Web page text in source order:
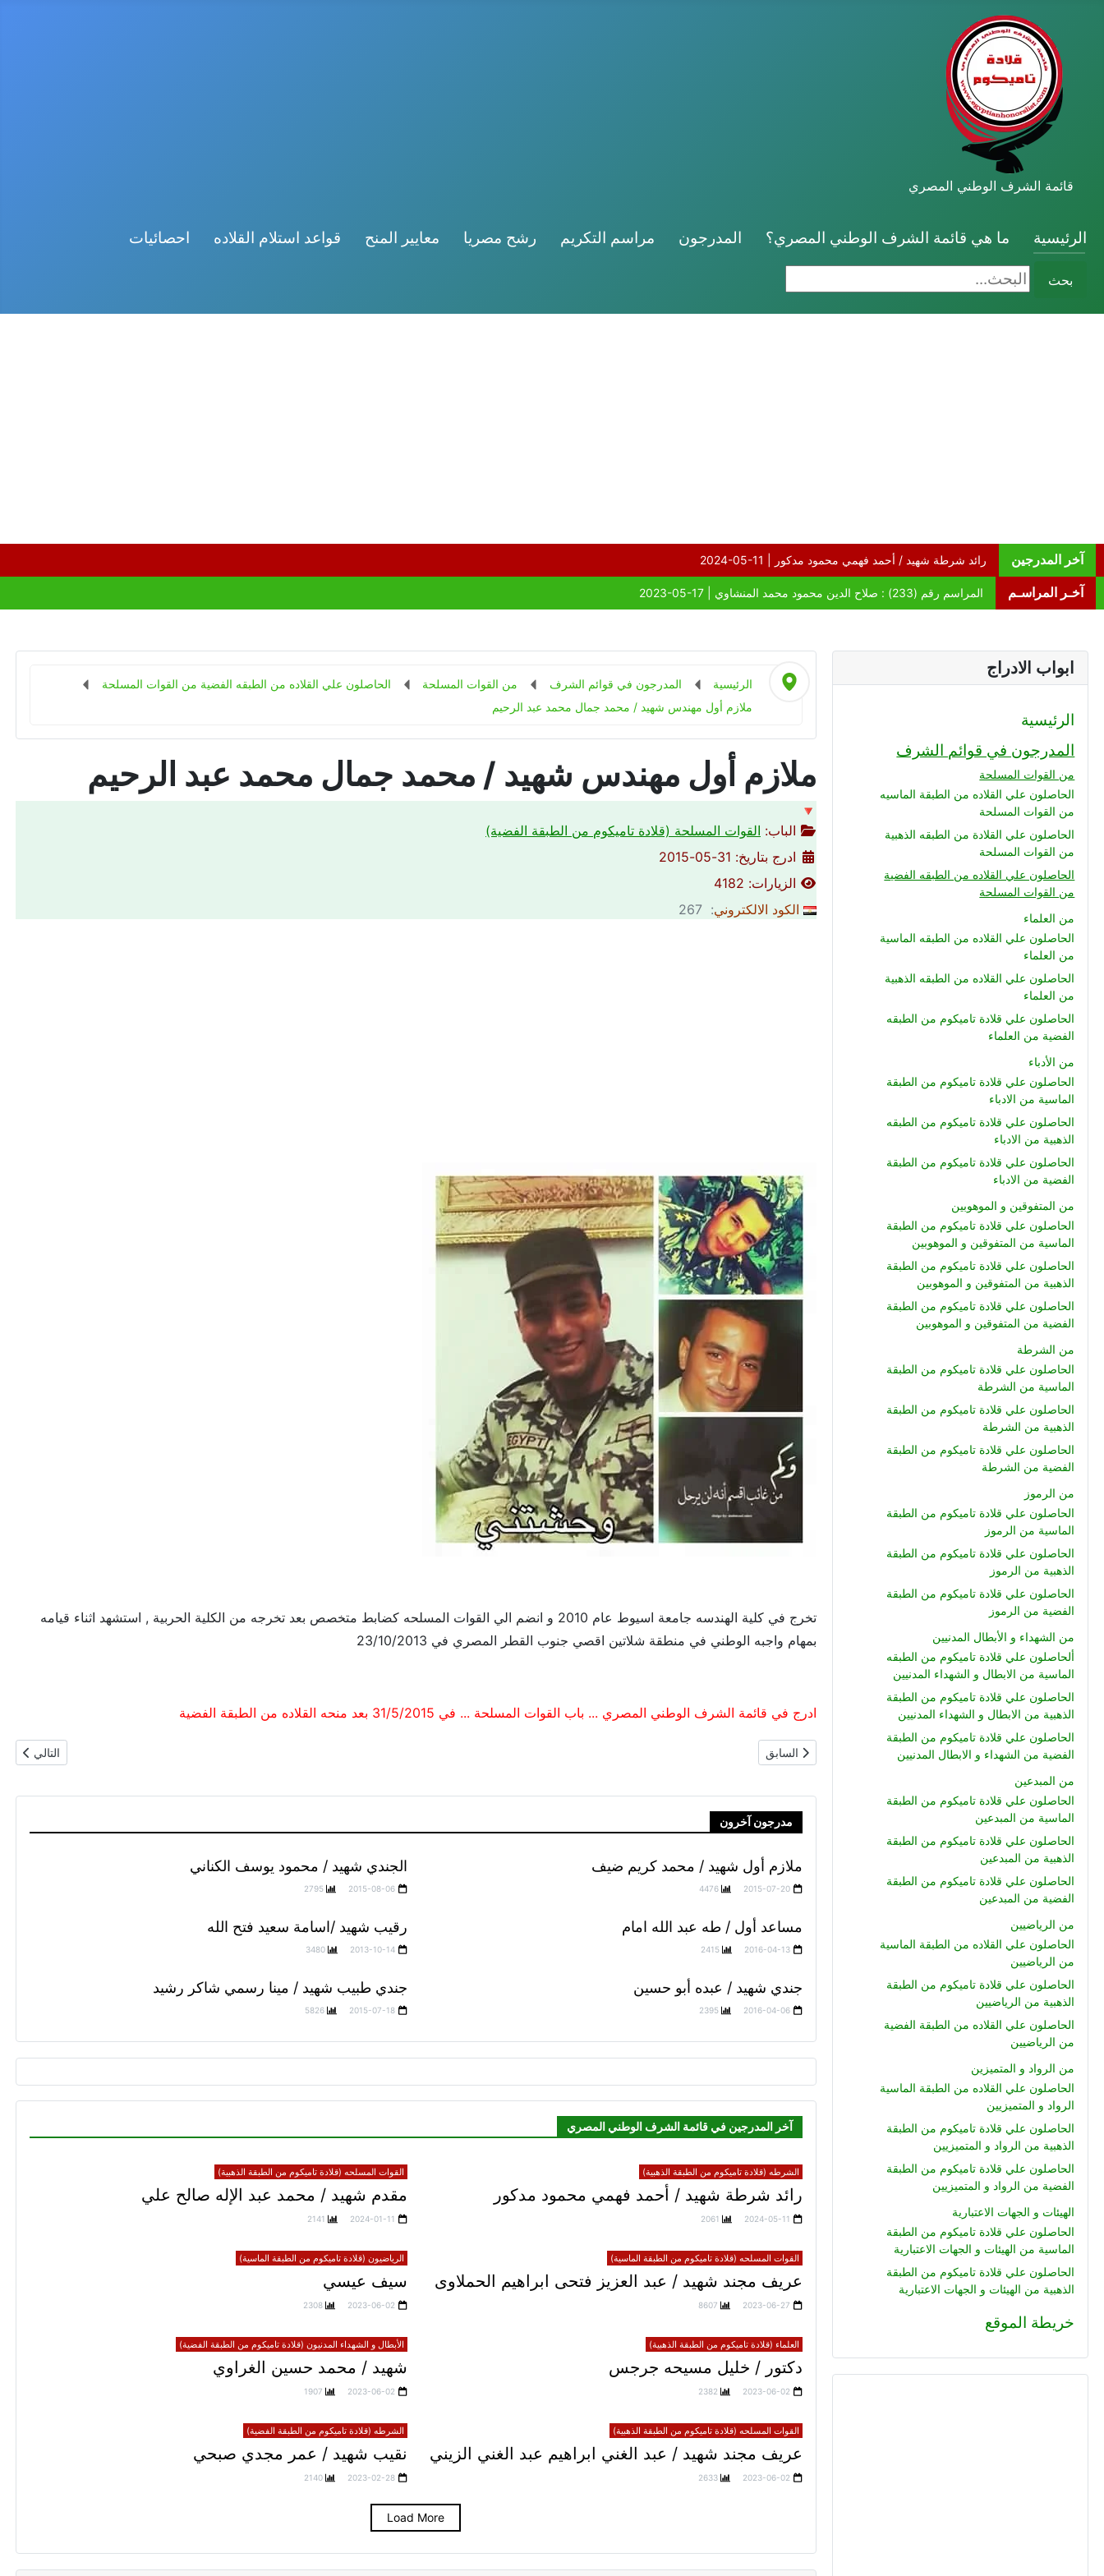
قائمة الشرف الوطني المصري
الرئيسية ما هي قائمة الشرف الوطني المصري؟ المدرجون مراسم التكريم رشح مصريا معايير المنح قواعد استلام القلاده احصائيات
بحث البحث...
آخر المدرجين
آخـر المراسـم
ابواب الادراج
الرئيسية
المدرجون في قوائم الشرف
من القوات المسلحة
الحاصلون علي القلاده من الطبقة الماسيه
من القوات المسلحة
الحاصلون علي القلادة من الطبقه الذهبية
من القوات المسلحة
الحاصلون علي القلاده من الطبقه الفضية
من القوات المسلحة
من العلماء
الحاصلون علي القلاده من الطبقه الماسية
من العلماء
الحاصلون علي القلاده من الطبقه الذهبية
من العلماء
الحاصلون علي قلادة تاميكوم من الطبقه
الفضية من العلماء
من الأدباء
الحاصلون علي قلادة تاميكوم من الطبقة
الماسية من الادباء
الحاصلون علي قلادة تاميكوم من الطبقه
الذهبية من الادباء
الحاصلون علي قلادة تاميكوم من الطبقة
الفضية من الادباء
من المتفوقين و الموهوبين
الحاصلون علي قلادة تاميكوم من الطبقة
الماسية من المتفوقين و الموهوبين
الحاصلون علي قلادة تاميكوم من الطبقة
الذهبية من المتفوقين و الموهوبين
الحاصلون علي قلادة تاميكوم من الطبقة
الفضية من المتفوقين و الموهوبين
من الشرطة
الحاصلون علي قلادة تاميكوم من الطبقة
الماسية من الشرطة
الحاصلون علي قلادة تاميكوم من الطبقة
الذهبية من الشرطة
الحاصلون علي قلادة تاميكوم من الطبقة
الفضية من الشرطة
من الرموز
الحاصلون علي قلادة تاميكوم من الطبقة
الماسية من الرموز
الحاصلون علي قلادة تاميكوم من الطبقة
الذهبية من الرموز
الحاصلون علي قلادة تاميكوم من الطبقة
الفضية من الرموز
من الشهداء و الأبطال المدنيين
ألحاصلون علي قلادة تاميكوم من الطبقه
الماسية من الابطال و الشهداء المدنيين
الحاصلون علي قلادة تاميكوم من الطبقة
الذهبية من الابطال و الشهداء المدنيين
الحاصلون علي قلادة تاميكوم من الطبقة
الفضية من الشهداء و الابطال المدنيين
من المبدعين
الحاصلون علي قلادة تاميكوم من الطبقة
الماسية من المبدعين
الحاصلون علي قلادة تاميكوم من الطبقة
الذهبية من المبدعين
الحاصلون علي قلادة تاميكوم من الطبقة
الفضية من المبدعين
من الرياضيين
الحاصلون علي القلاده من الطبقة الماسية
من الرياضيين
الحاصلون علي قلادة تاميكوم من الطبقة
الذهبية من الرياضيين
الحاصلون علي القلاده من الطبقة الفضية
من الرياضيين
من الرواد و المتميزين
الحاصلون علي القلاده من الطبقة الماسية
الرواد و المتميزيين
الحاصلون علي قلادة تاميكوم من الطبقة
الذهبية من الرواد و المتميزيين
الحاصلون علي قلادة تاميكوم من الطبقة
الفضية من الرواد و المتميزيين
الهيئات و الجهات الاعتبارية
الحاصلون علي قلادة تاميكوم من الطبقة
الماسية من الهيئات و الجهات الاعتبارية
الحاصلون علي قلادة تاميكوم من الطبقة
الذهبية من الهيئات و الجهات الاعتبارية
خريطة الموقع
الرئيسية المدرجون في قوائم الشرف من القوات المسلحة
الحاصلون علي القلاده من الطبقه الفضية من القوات المسلحة
ملازم أول مهندس شهيد / محمد جمال محمد عبد الرحيم
ملازم أول مهندس شهيد / محمد جمال محمد عبد الرحيم
🔻
الباب: القوات المسلحة (قلادة تاميكوم من الطبقة الفضية)
ادرج بتاريخ: 31-05-2015
الزيارات: 4182
الكود الالكتروني: 267
تخرج في كلية الهندسه جامعة اسيوط عام 2010 و انضم الي القوات المسلحه كضابط متخصص بعد تخرجه من الكلية الحربية , استشهد اثناء قيامه
بمهام واجبه الوطني في منطقة شلاتين اقصي جنوب القطر المصري في 23/10/2013
ادرج في قائمة الشرف الوطني المصري ... باب القوات المسلحة ... في 31/5/2015 بعد منحه القلاده من الطبقة الفضية
المقال السابق: نقيب شهيد / محمد زكريا عبد الهادي أبو غزالة
السابق المقال
التالي
مدرجون آخرون
ملازم أول شهيد / محمد كريم ضيف
2015-07-20
4476
الجندي شهيد / محمود يوسف الكناني
2015-08-06
2795
مساعد أول / طه عبد الله امام
2016-04-13
2415
رقيب شهيد /اسامة سعيد فتح الله
2013-10-14
3480
جندي شهيد / عبده أبو حسين
2016-04-06
2395
جندي طبيب شهيد / مينا رسمي شاكر رشيد
2015-07-18
5826
آخر المدرجين في قائمة الشرف الوطني المصري
الشرطه (قلادة تاميكوم من الطبقة الذهبية)
رائد شرطة شهيد / أحمد فهمي محمود مدكور
2024-05-11
2061
القوات المسلحه (قلادة تاميكوم من الطبقة الذهبية)
مقدم شهيد / محمد عبد الإله صالح علي
2024-01-11
2141
القوات المسلحه (قلادة تاميكوم من الطبقة الماسية)
عريف مجند شهيد / عبد العزيز فتحى ابراهيم الحملاوى
2023-06-27
8607
الرياضيون (قلادة تاميكوم من الطبقة الماسية)
سيف عيسي
2023-06-02
2308
العلماء (قلادة تاميكوم من الطبقة الذهبية)
دكتور / خليل مسيحه جرجس
2023-06-02
2382
الأبطال و الشهداء المدنيون (قلادة تاميكوم من الطبقة الفضية)
شهيد / محمد حسين الغراوي
2023-06-02
1907
القوات المسلحه (قلادة تاميكوم من الطبقة الذهبية)
عريف مجند شهيد / عبد الغني ابراهيم عبد الغني الزيني
2023-06-02
2633
الشرطه (قلادة تاميكوم من الطبقة الفضية)
نقيب شهيد / عمر مجدي صبحي
2023-02-28
2140
Load More